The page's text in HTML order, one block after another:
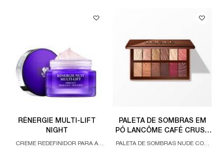
RÉNERGIE MULTI-LIFT
NIGHT
CREME REDEFINIDOR PARA A
PALETA DE SOMBRAS EM
PÓ LANCÔME CAFÉ CRUSH
MAXI PALETTE COM
PALETA DE SOMBRAS NUDE COM